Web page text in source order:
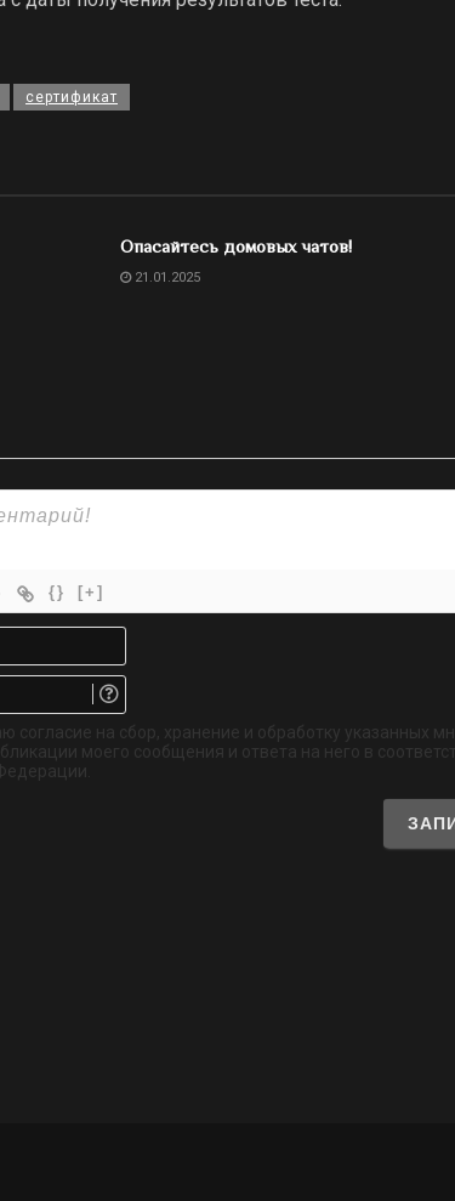
сертификат
Опасайтесь домовых чатов!
21.01.2025
{} [+]
Имя*
Email.
обязательно
согласие на сбор, хранение и обработку указанных
моего сообщения и ответа на него в